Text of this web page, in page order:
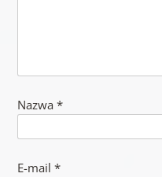
Nazwa *
E-mail *